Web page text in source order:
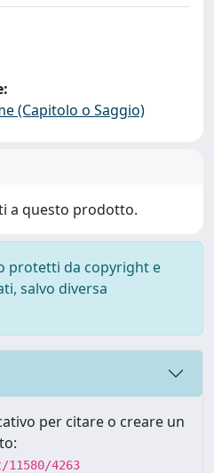
(Capitolo o Saggio)
a questo prodotto.
protetti da copyright e
salvo diversa
per citare o creare un
4263